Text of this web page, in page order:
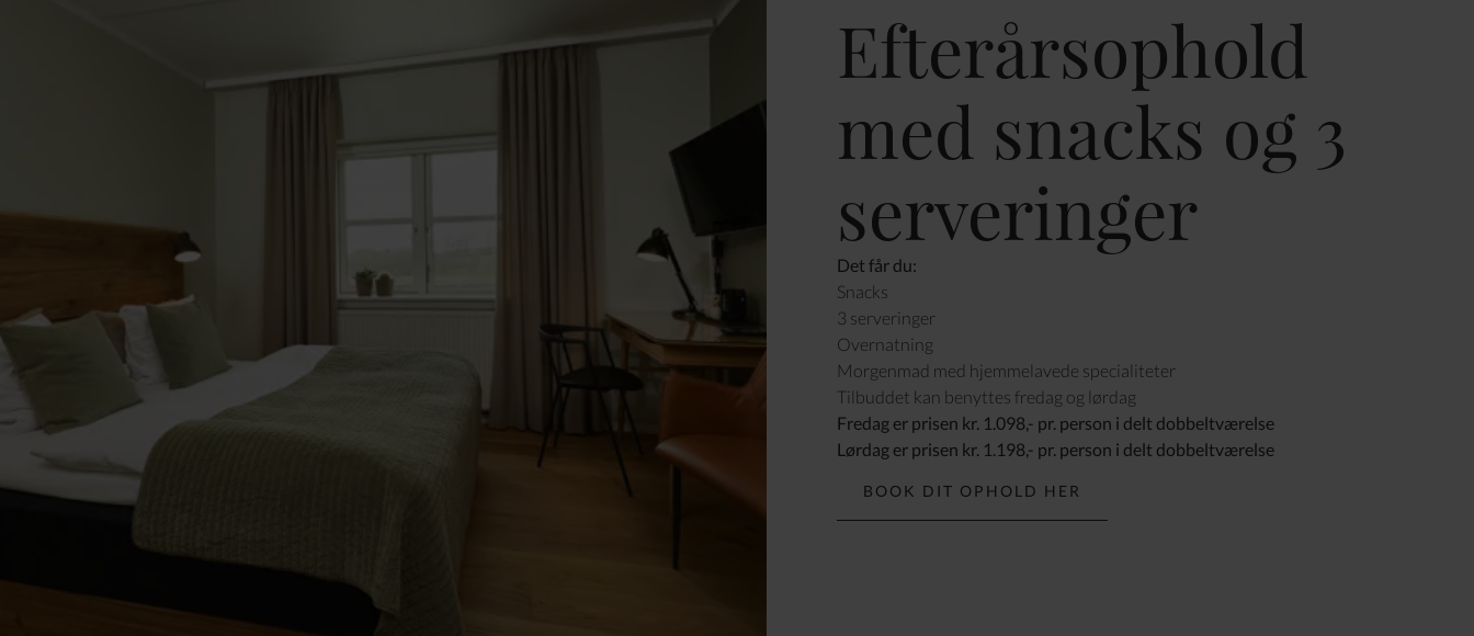
Efterårsophold
med snacks og 3
serveringer
Det får du:
Snacks
3 serveringer
Overnatning
Morgenmad med hjemmelavede specialiteter
Tilbuddet kan benyttes fredag og lørdag
Fredag er prisen kr. 1.098,- pr. person i delt dobbeltværelse
Lørdag er prisen kr. 1.198,- pr. person i delt dobbeltværelse
BOOK DIT OPHOLD HER